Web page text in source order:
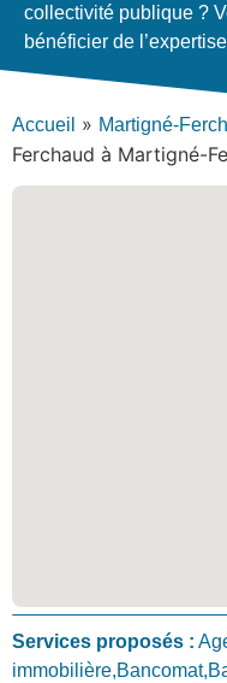
collectivité publique ?
bénéficier de
Accueil » Martigné-
Ferchaud à Martigné-
Services proposés :